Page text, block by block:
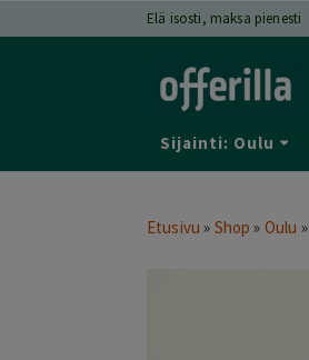
Elä isosti, maksa pienesti
Sijainti: Oulu
Etusivu » Shop » Oulu »